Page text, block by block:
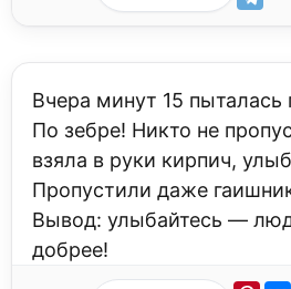
Вчера минут 15 пыталась
По зебре! Никто не
взяла в руки кирпич,
Пропустили даже
Вывод: улыбайтесь —
добрее!